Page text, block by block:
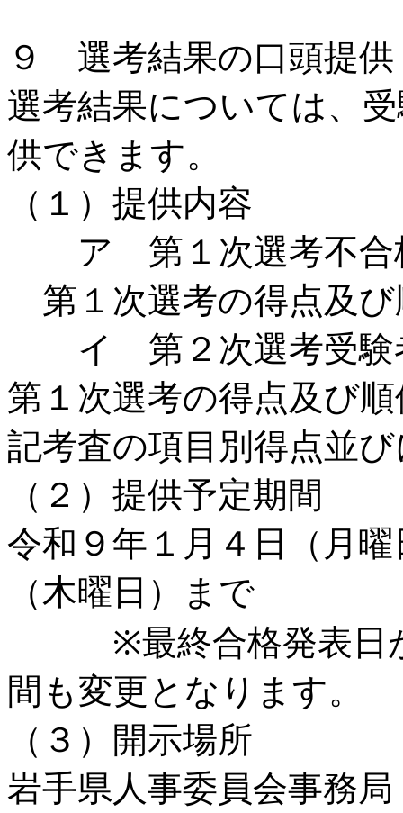
９ 選考結果の口頭提供
選考結果については、
供できます。
（１）提供内容
ア 第１次選考不合
第１次選考の得点及び
イ 第２次選考受験
第１次選考の得点及び
記考査の項目別得点並
（２）提供予定期間
令和９年１月４日（月
（木曜日）まで
※最終合格発表日が
間も変更となります。
（３）開示場所
岩手県人事委員会事務局